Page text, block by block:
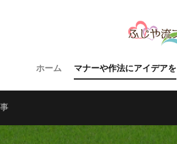
ホーム マナーや作法にアイデアを